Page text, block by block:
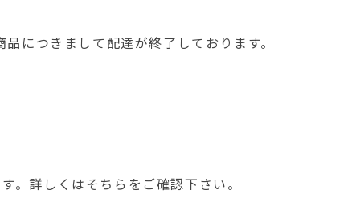
につきまして配達が終了しております。
詳しくはそちらをご確認下さい。